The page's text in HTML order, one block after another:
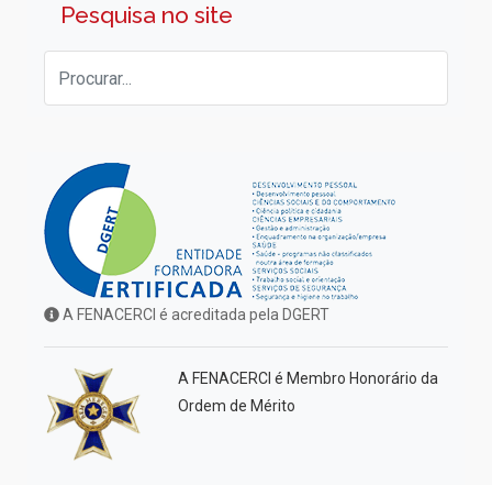
Pesquisa no site
A FENACERCI é acreditada pela DGERT
A FENACERCI é Membro Honorário da
Ordem de Mérito